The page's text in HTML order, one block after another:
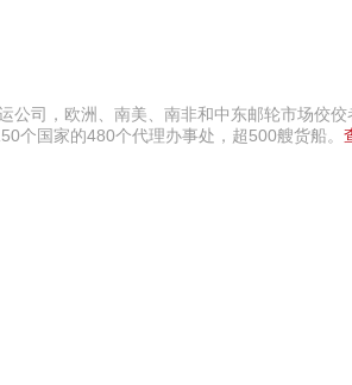
司，欧洲、南美、南非和中东邮轮市场佼
个国家的480个代理办事处，超500艘货船。